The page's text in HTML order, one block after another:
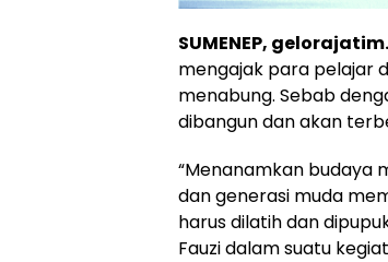
SUMENEP,
mengajak para pelajar
menabung. Sebab
dibangun dan akan
“Menanamkan budaya
dan generasi muda
harus dilatih dan
Fauzi dalam suatu